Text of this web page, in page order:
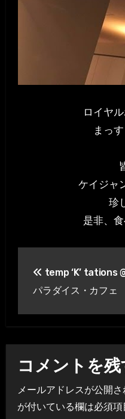
ロイヤ
まっ
ケイジャ
珍
是非、
稿
ゲ
ー
シ
temp ‘K’ tations
パラダイス・カフェ
コメントを残
メールアドレスが公開さ
が付いている欄は必須項